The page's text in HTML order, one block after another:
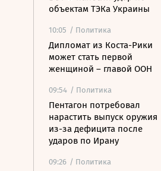
объектам ТЭКа Украины
10:05 / Политика
Дипломат из Коста-Рики
может стать первой
женщиной – главой ООН
09:54 / Политика
Пентагон потребовал
нарастить выпуск оружия
из-за дефицита после
ударов по Ирану
09:26 / Политика